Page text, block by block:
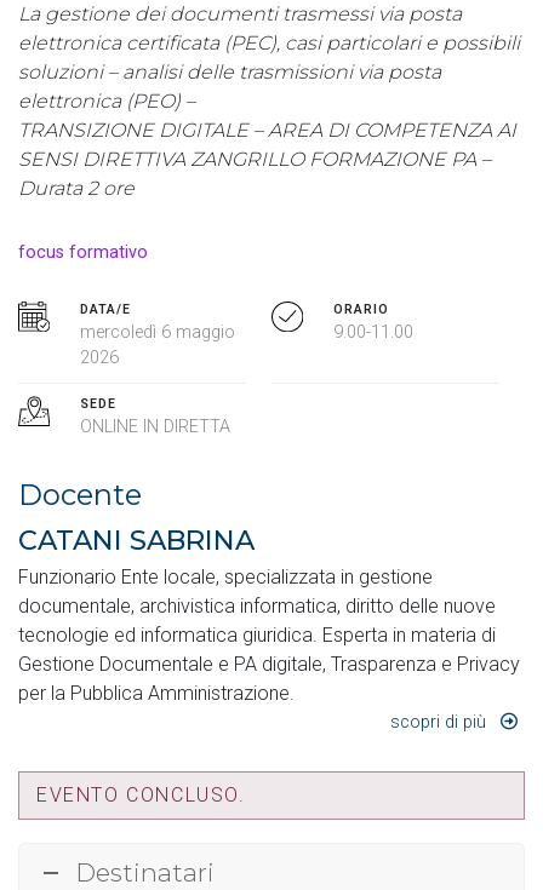
La gestione dei documenti trasmessi via posta
elettronica certificata (PEC), casi particolari e possibili
soluzioni – analisi delle trasmissioni via posta
elettronica (PEO) –
TRANSIZIONE DIGITALE – AREA DI COMPETENZA AI
SENSI DIRETTIVA ZANGRILLO FORMAZIONE PA –
Durata 2 ore
focus formativo
DATA/E
mercoledì 6 maggio
2026
ORARIO
9.00-11.00
SEDE
ONLINE IN DIRETTA
Docente
CATANI SABRINA
Funzionario Ente locale, specializzata in gestione
documentale, archivistica informatica, diritto delle nuove
tecnologie ed informatica giuridica. Esperta in materia di
Gestione Documentale e PA digitale, Trasparenza e Privacy
per la Pubblica Amministrazione.
scopri di più
EVENTO CONCLUSO.
Destinatari